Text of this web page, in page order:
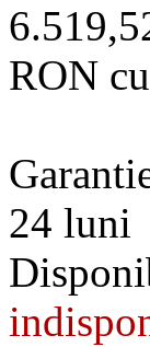
RON
24 luni